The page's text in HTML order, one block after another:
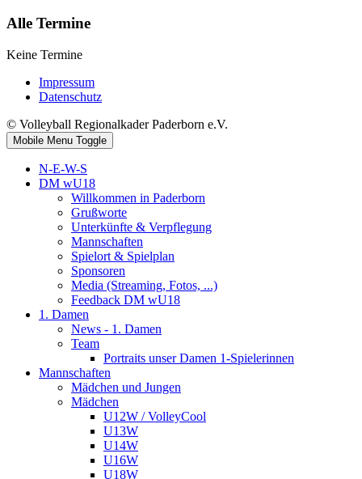
Alle Termine
Keine Termine
Impressum
Datenschutz
© Volleyball Regionalkader Paderborn e.V.
Mobile Menu Toggle
N-E-W-S
DM wU18
Willkommen in Paderborn
Grußworte
Unterkünfte & Verpflegung
Mannschaften
Spielort & Spielplan
Sponsoren
Media (Streaming, Fotos, ...)
Feedback DM wU18
1. Damen
News - 1. Damen
Team
Portraits unser Damen 1-Spielerinnen
Mannschaften
Mädchen und Jungen
Mädchen
U12W / VolleyCool
U13W
U14W
U16W
U18W